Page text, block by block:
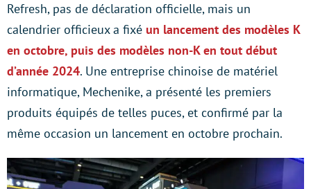
Refresh, pas de déclaration officielle, mais un
calendrier officieux a fixé un lancement des modèles K
en octobre, puis des modèles non-K en tout début
d’année 2024. Une entreprise chinoise de matériel
informatique, Mechenike, a présenté les premiers
produits équipés de telles puces, et confirmé par la
même occasion un lancement en octobre prochain.